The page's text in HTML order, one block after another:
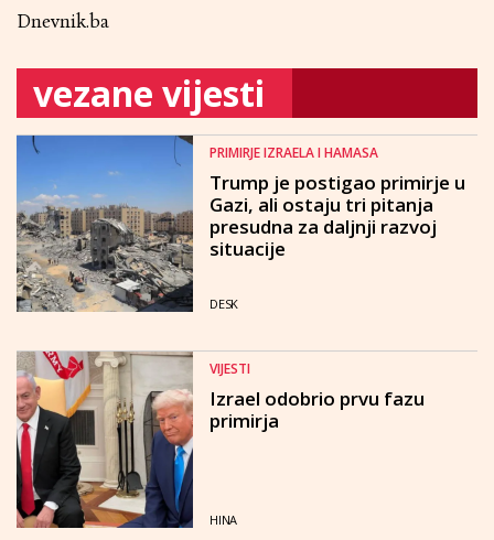
Dnevnik.ba
vezane vijesti
PRIMIRJE IZRAELA I HAMASA
Trump je postigao primirje u
Gazi, ali ostaju tri pitanja
presudna za daljnji razvoj
situacije
DESK
VIJESTI
Izrael odobrio prvu fazu
primirja
HINA